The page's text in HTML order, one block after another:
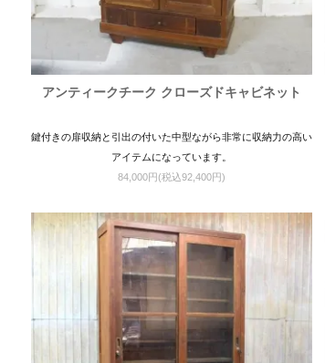
アンティークチーク クローズドキャビネット
鍵付きの扉収納と引出の付いた中型ながら非常に収納力の高い
アイテムになっています。
84,000円(税込92,400円)